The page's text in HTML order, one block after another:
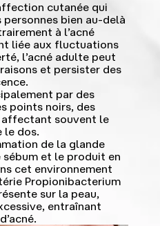
cutanée qui
bien au-delà
à l’acné
liée aux fluctuations
l’acné adulte peut
et persister des
par des
points noirs, des
affectant souvent le
le dos.
de la glande
et le produit en
cet environnement
Propionibacterium
sur la peau,
entraînant